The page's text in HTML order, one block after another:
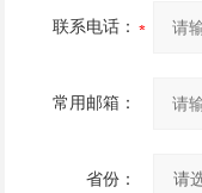
联系电话：
常用邮箱：
省份：